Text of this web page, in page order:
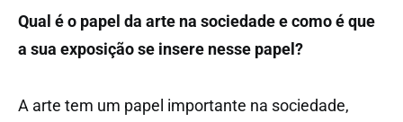
Qual é o papel da arte na sociedade e como é que
a sua exposição se insere nesse papel?
A arte tem um papel importante na sociedade,